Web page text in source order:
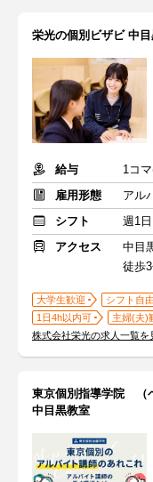
栄光の個別ビザビ 中
給与
1コ
雇用形態
アル
シフト
週1
アクセス
中目
徒歩
大学生歓迎 シフト自
1日4h以内可
主婦(夫)
株式会社栄光の求人一覧を
東京個別指導学院 （
中目黒教室